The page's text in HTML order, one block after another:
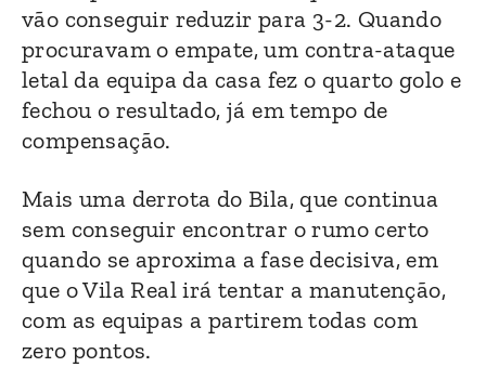
vão conseguir reduzir para 3-2. Quando
procuravam o empate, um contra-ataque
letal da equipa da casa fez o quarto golo e
fechou o resultado, já em tempo de
compensação.
Mais uma derrota do Bila, que continua
sem conseguir encontrar o rumo certo
quando se aproxima a fase decisiva, em
que o Vila Real irá tentar a manutenção,
com as equipas a partirem todas com
zero pontos.